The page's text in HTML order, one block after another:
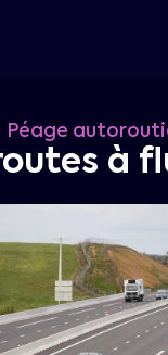
Péage
à